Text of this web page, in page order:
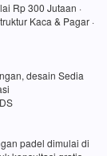
Rp 300 Jutaan ·
Kaca & Pagar ·
desain Sedia
padel dimulai di